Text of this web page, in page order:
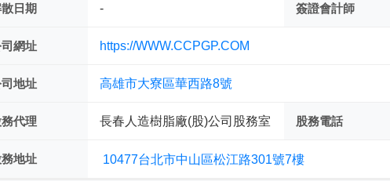
日期 - 簽證會計師
網址 https://WWW.CCPGP.COM
地址 高雄市大寮區華西路8號
代理 長春人造樹脂廠(股)公司股務室 股務電話
地址 10477台北市中山區松江路301號7樓